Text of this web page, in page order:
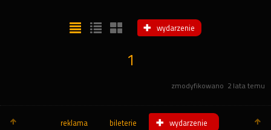
wydarzenie
1
zmodyfikowano 2 lata temu
reklama bileterie wydarzenie